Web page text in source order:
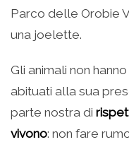
Parco delle Orobie
una joelette.
Gli animali non
abituati alla sua
parte nostra di
vivono: non fare